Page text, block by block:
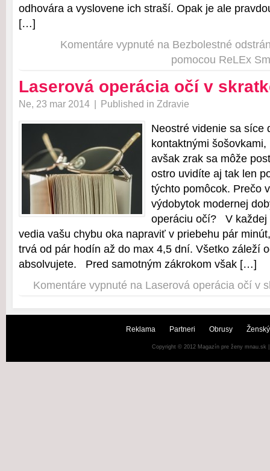
odhovára a vyslovene ich straší. Opak je ale
[…]
Komentáre vypnuté na Bezbolestné
pomocou ReLEx
Laserová operácia očí v
Ne, 23 mar 2014 | Published in Zdravie
Neostré videnie sa síce
kontaktnými
avšak zrak sa môže
ostro uvidíte aj tak len
týchto pomôcok. Prečo
výdobytok modernej
operáciu očí? V každej
vedia vašu chybu oka napraviť v priebehu pár
trvá od pár hodín až do max 4,5 dní. Všetko záleží
absolvujete. Pred samotným zákrokom však […]
Komentáre vypnuté na Laserová operácia očí v
Reklama Partneri Obrusy
Copyright © 2012 Magazín pre ženy mnau.sk